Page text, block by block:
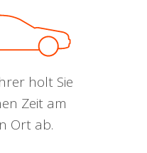
holt Sie
Zeit am
Ort ab.